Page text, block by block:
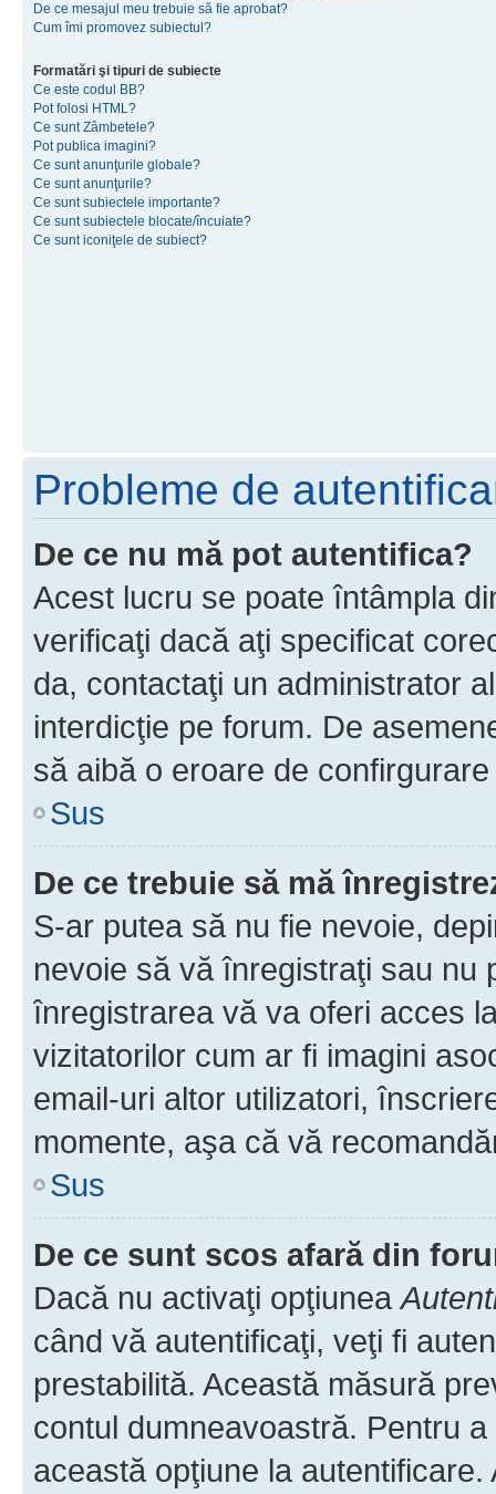
De ce mesajul meu trebuie să fie aprobat?
Cum îmi promovez subiectul?
Formatări şi tipuri de subiecte
Ce este codul BB?
Pot folosi HTML?
Ce sunt Zâmbetele?
Pot publica imagini?
Ce sunt anunţurile globale?
Ce sunt anunţurile?
Ce sunt subiectele importante?
Ce sunt subiectele blocate/încuiate?
Ce sunt iconiţele de subiect?
Probleme de
De ce nu mă pot autentifica?
Acest lucru se poate întâmpla
verificaţi dacă aţi specificat
da, contactaţi un administrator
interdicţie pe forum. De
să aibă o eroare de
Sus
De ce trebuie să mă
S-ar putea să nu fie nevoie,
nevoie să vă înregistraţi sau nu
înregistrarea vă va oferi acces
vizitatorilor cum ar fi imagini
email-uri altor utilizatori,
momente, aşa că vă
Sus
De ce sunt scos afară din
Dacă nu activaţi opţiunea
când vă autentificaţi, veţi fi
prestabilită. Această măsură
contul dumneavoastră. Pentru
această opţiune la